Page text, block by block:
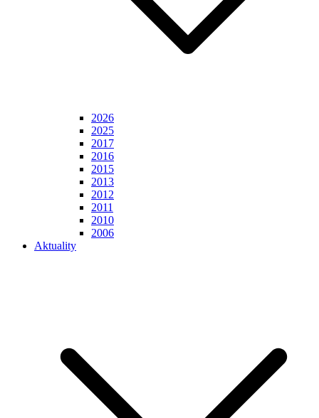
2026
2025
2017
2016
2015
2013
2012
2011
2010
2006
Aktuality